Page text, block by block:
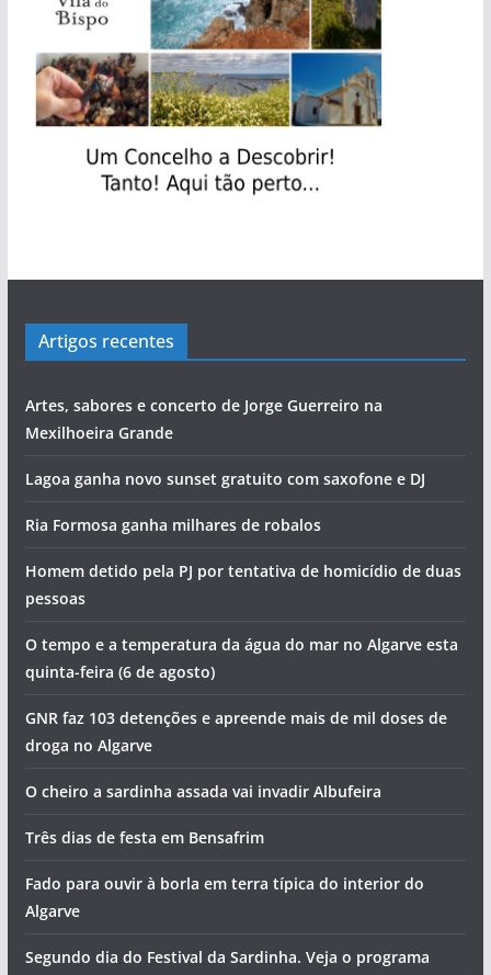
Artigos recentes
Artes, sabores e concerto de Jorge Guerreiro na
Mexilhoeira Grande
Lagoa ganha novo sunset gratuito com saxofone e DJ
Ria Formosa ganha milhares de robalos
Homem detido pela PJ por tentativa de homicídio de duas
pessoas
O tempo e a temperatura da água do mar no Algarve esta
quinta-feira (6 de agosto)
GNR faz 103 detenções e apreende mais de mil doses de
droga no Algarve
O cheiro a sardinha assada vai invadir Albufeira
Três dias de festa em Bensafrim
Fado para ouvir à borla em terra típica do interior do
Algarve
Segundo dia do Festival da Sardinha. Veja o programa